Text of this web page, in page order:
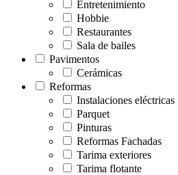
Entretenimiento
Hobbie
Restaurantes
Sala de bailes
Pavimentos
Cerámicas
Reformas
Instalaciones eléctricas
Parquet
Pinturas
Reformas Fachadas
Tarima exteriores
Tarima flotante